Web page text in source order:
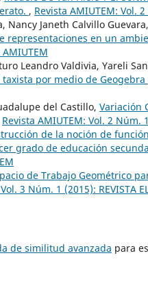
, Revista AMIUTEM: Vol. 2
Nancy Janeth Calvillo
representaciones en un
AMIUTEM
Leandro Valdivia, Yareli
por medio de Geogebra
del Castillo, Variación
Revista AMIUTEM: Vol. 2 Núm.
de la noción de
grado de educación
de Trabajo Geométrico
3 Núm. 1 (2015): REVISTA
de similitud avanzada para